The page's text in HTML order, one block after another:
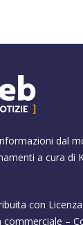
dal
a cura di
con Licenza
–